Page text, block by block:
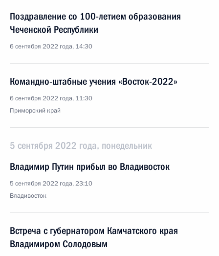
Поздравление со 100-летием образования
Чеченской Республики
6 сентября 2022 года, 14:30
Командно-штабные учения «Восток-2022»
6 сентября 2022 года, 11:30
Приморский край
5 сентября 2022 года, понедельник
Владимир Путин прибыл во Владивосток
5 сентября 2022 года, 23:10
Владивосток
Встреча с губернатором Камчатского края
Владимиром Солодовым